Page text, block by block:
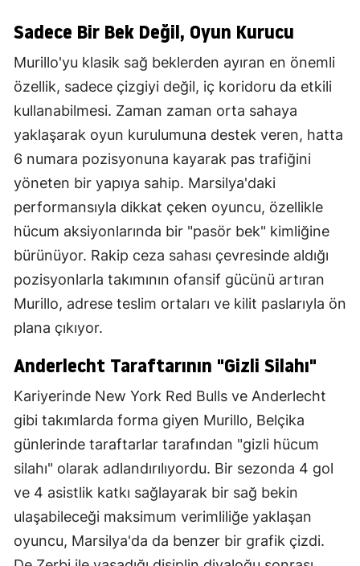
Sadece Bir Bek Değil, Oyun Kurucu
Murillo'yu klasik sağ beklerden ayıran en önemli
özellik, sadece çizgiyi değil, iç koridoru da etkili
kullanabilmesi. Zaman zaman orta sahaya
yaklaşarak oyun kurulumuna destek veren, hatta
6 numara pozisyonuna kayarak pas trafiğini
yöneten bir yapıya sahip. Marsilya'daki
performansıyla dikkat çeken oyuncu, özellikle
hücum aksiyonlarında bir "pasör bek" kimliğine
bürünüyor. Rakip ceza sahası çevresinde aldığı
pozisyonlarla takımının ofansif gücünü artıran
Murillo, adrese teslim ortaları ve kilit paslarıyla ön
plana çıkıyor.
Anderlecht Taraftarının "Gizli Silahı"
Kariyerinde New York Red Bulls ve Anderlecht
gibi takımlarda forma giyen Murillo, Belçika
günlerinde taraftarlar tarafından "gizli hücum
silahı" olarak adlandırılıyordu. Bir sezonda 4 gol
ve 4 asistlik katkı sağlayarak bir sağ bekin
ulaşabileceği maksimum verimliliğe yaklaşan
oyuncu, Marsilya'da da benzer bir grafik çizdi.